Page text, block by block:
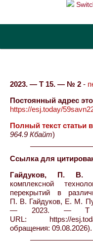
2023. — Т 15. — № 2 -
Постоянный адрес
https://esj.today/
Полный текст статьи
964.9 Кбайт)
Ссылка для
Гайдуков, П. В.
комплексной
перекрытий в
П. В. Гайдуков, Е. М.
— 2023.
URL: https://
обращения: 09.08.2026).